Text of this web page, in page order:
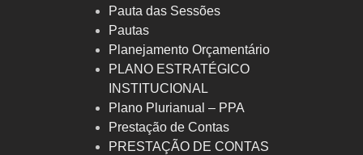
Pauta das Sessões
Pautas
Planejamento Orçamentário
PLANO ESTRATÉGICO
INSTITUCIONAL
Plano Plurianual – PPA
Prestação de Contas
PRESTAÇÃO DE CONTAS